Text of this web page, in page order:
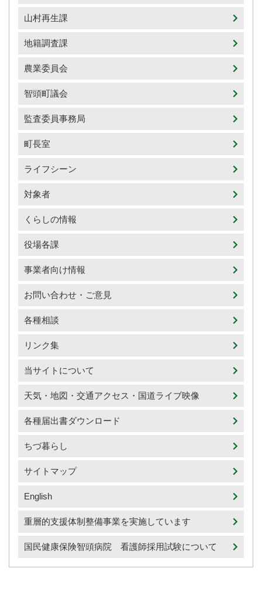
山村再生課
地籍調査課
農業委員会
智頭町議会
監査委員事務局
町長室
ライフシーン
対象者
くらしの情報
役場各課
事業者向け情報
お問い合わせ・ご意見
各種相談
リンク集
当サイトについて
天気・地図・交通アクセス・国道ライブ映像
各種届出書ダウンロード
ちづ暮らし
サイトマップ
English
重層的支援体制整備事業を実施しています
国民健康保険智頭病院 看護師採用試験について